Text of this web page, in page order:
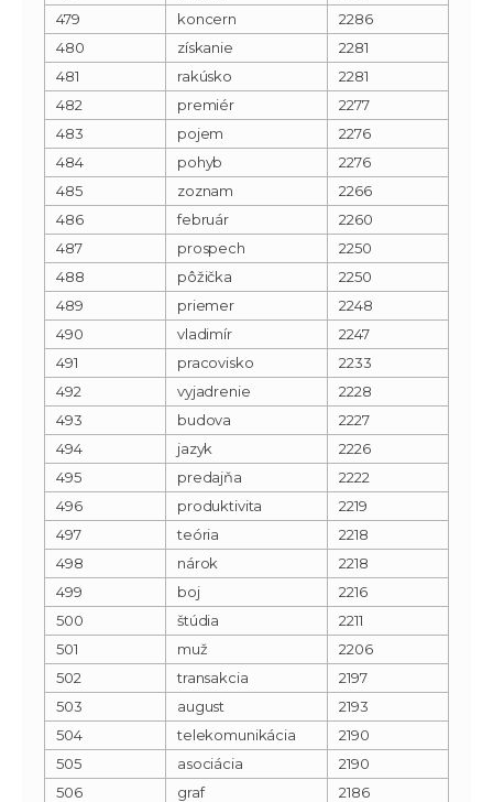
479
koncern
2286
480
získanie
2281
481
rakúsko
2281
482
premiér
2277
483
pojem
2276
484
pohyb
2276
485
zoznam
2266
486
február
2260
487
prospech
2250
488
pôžička
2250
489
priemer
2248
490
vladimír
2247
491
pracovisko
2233
492
vyjadrenie
2228
493
budova
2227
494
jazyk
2226
495
predajňa
2222
496
produktivita
2219
497
teória
2218
498
nárok
2218
499
boj
2216
500
štúdia
2211
501
muž
2206
502
transakcia
2197
503
august
2193
504
telekomunikácia
2190
505
asociácia
2190
506
graf
2186